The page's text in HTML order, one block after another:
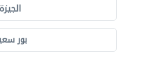
الجيزة
بور